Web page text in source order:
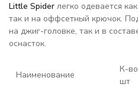
Little Spider легко одевается
так и на оффсетный крючок.
на джиг-головке, так и в
оснасток.
Наименование
К-
шт